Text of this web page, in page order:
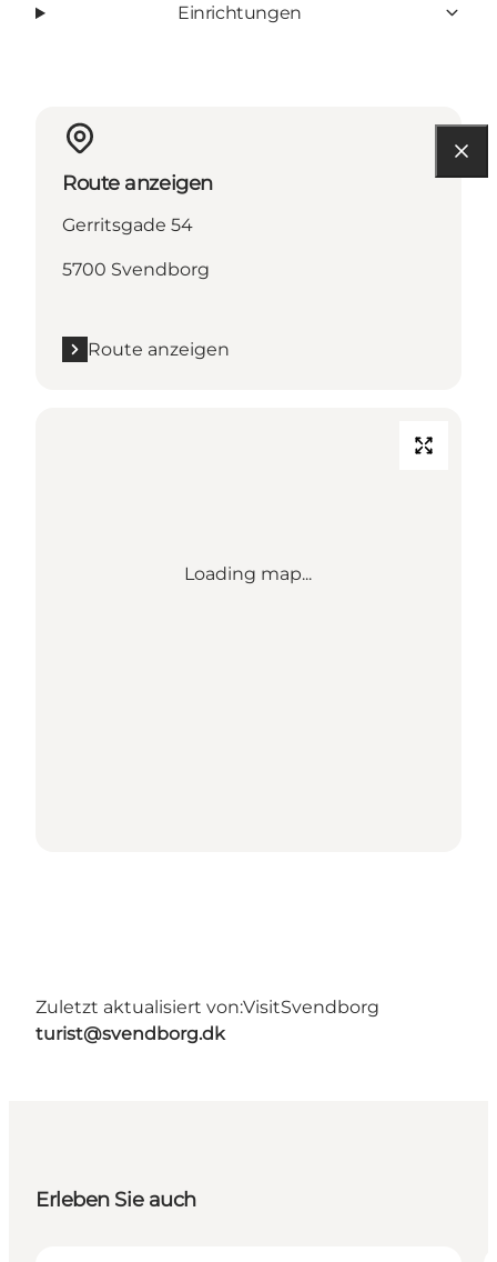
Einrichtungen
Route anzeigen
Gerritsgade 54
5700 Svendborg
Route anzeigen
Loading map...
Zuletzt aktualisiert von:VisitSvendborg
turist@svendborg.dk
Erleben Sie auch